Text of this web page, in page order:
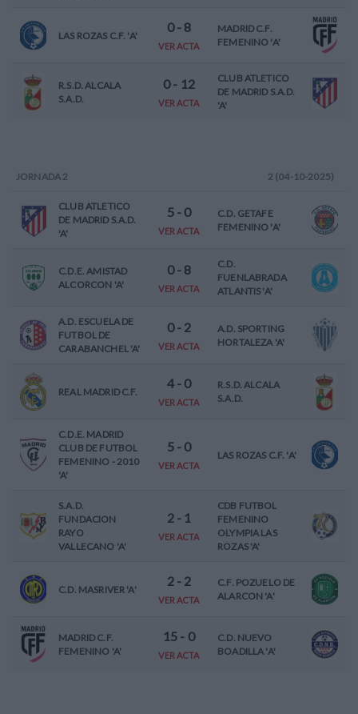
LAS ROZAS C.F. 'A'
0- 8
VER ACTA
MADRID C.F.
FEMENINO 'A'
R.S.D. ALCALA
S.A.D.
0- 12
VER ACTA
CLUB ATLETICO
DE MADRID S.A.D.
'A'
JORNADA 2 2 (04-10-2025)
CLUB ATLETICO
DE MADRID S.A.D.
'A'
5- 0
VER ACTA
C.D. GETAFE
FEMENINO 'A'
C.D.E. AMISTAD
ALCORCON 'A'
0- 8
VER ACTA
C.D.
FUENLABRADA
ATLANTIS 'A'
A.D. ESCUELA DE
FUTBOL DE
CARABANCHEL 'A'
0- 2
VER ACTA
A.D. SPORTING
HORTALEZA 'A'
REAL MADRID C.F.
4- 0
VER ACTA
R.S.D. ALCALA
S.A.D.
C.D.E. MADRID
CLUB DE FUTBOL
FEMENINO - 2010
'A'
5- 0
VER ACTA
LAS ROZAS C.F. 'A'
S.A.D.
FUNDACION
RAYO
VALLECANO 'A'
2- 1
VER ACTA
CDB FUTBOL
FEMENINO
OLYMPIA LAS
ROZAS 'A'
C.D. MASRIVER 'A'
2- 2
VER ACTA
C.F. POZUELO DE
ALARCON 'A'
MADRID C.F.
FEMENINO 'A'
15 - 0
VER ACTA
C.D. NUEVO
BOADILLA 'A'